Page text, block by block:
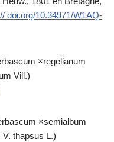
doi.org/10.34971/W1AQ-
×regelianum
Vill.)
×semialbum
thapsus L.)